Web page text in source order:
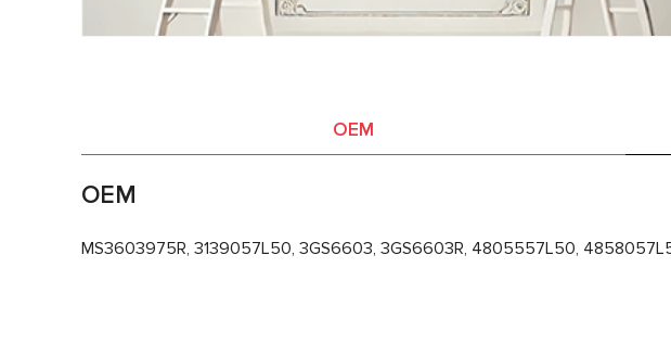
OEM
OEM
MS3603975R, 3139057L50, 3GS6603, 3GS6603R, 4805557L50,